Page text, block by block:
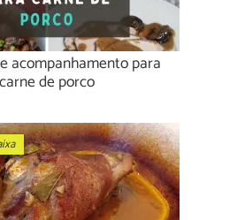
acompanhamento para
carne de porco